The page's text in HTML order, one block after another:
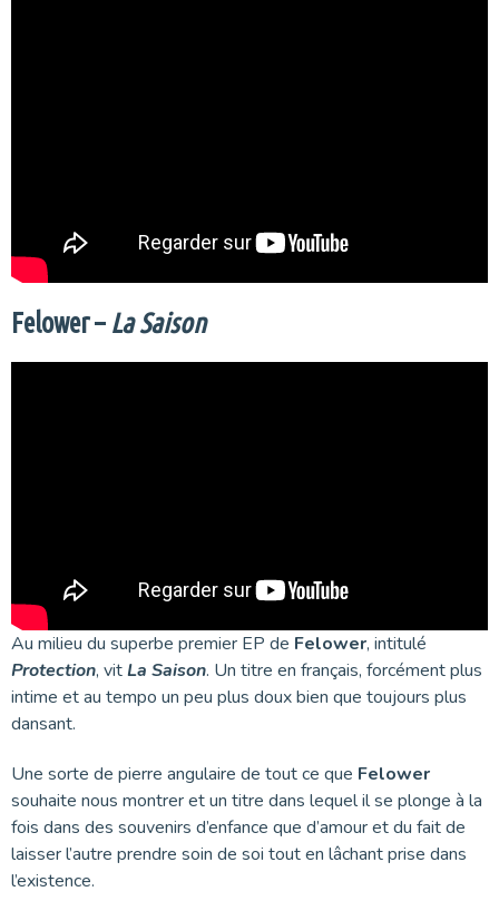
Felower – La Saison
Au milieu du superbe premier EP de Felower, intitulé
Protection, vitLa Saison. Un titre en français, forcément plus
intime et au tempo un peu plus doux bien que toujours plus
dansant.
Une sorte de pierre angulaire de tout ce que Felower
souhaite nous montrer et un titre dans lequel il se plonge à la
fois dans des souvenirs d’enfance que d’amour et du fait de
laisser l’autre prendre soin de soi tout en lâchant prise dans
l’existence.